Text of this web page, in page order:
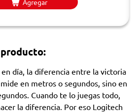
día, la diferencia entre la victoria
en metros o segundos, sino en
Cuando te lo juegas todo,
la diferencia. Por eso Logitech